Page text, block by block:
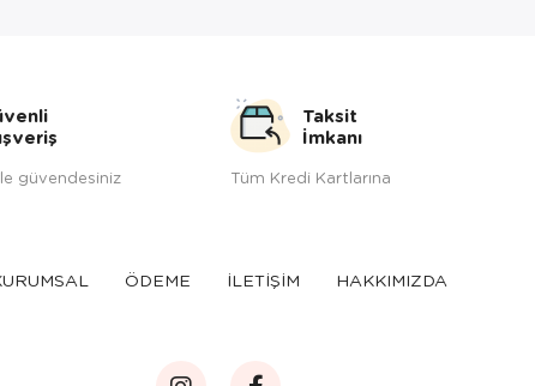
güvendesiniz
Taksit
İmkanı
Tüm Kredi Kartlarına
ÖDEME İLETİŞİM HAKKIMIZDA